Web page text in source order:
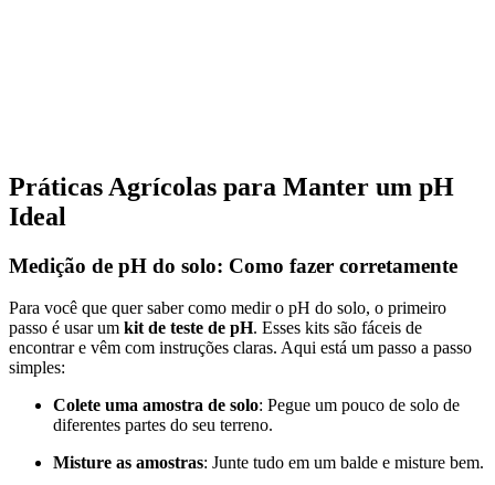
Práticas Agrícolas para Manter um pH
Ideal
Medição de pH do solo: Como fazer corretamente
Para você que quer saber como medir o pH do solo, o primeiro
passo é usar um kit de teste de pH. Esses kits são fáceis de
encontrar e vêm com instruções claras. Aqui está um passo a passo
simples:
Colete uma amostra de solo: Pegue um pouco de solo de
diferentes partes do seu terreno.
Misture as amostras: Junte tudo em um balde e misture bem.